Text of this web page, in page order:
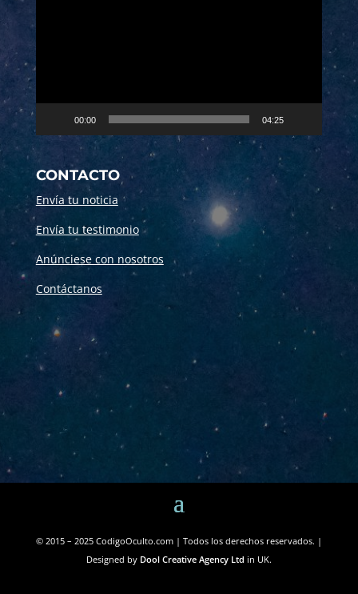
00:00 04:25
CONTACTO
Envía tu noticia
Envía tu testimonio
Anúnciese con nosotros
Contáctanos
© 2015 – 2025 CodigoOculto.com | Todos los derechos reservados. |
Designed by Dool Creative Agency Ltd in UK.